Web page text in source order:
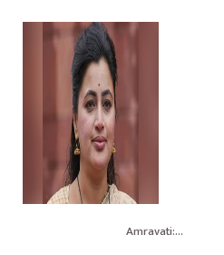
                                    Amravati: